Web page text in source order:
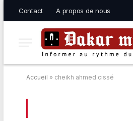
Contact A propos de nous
Accueil » cheikh ahmed cissé